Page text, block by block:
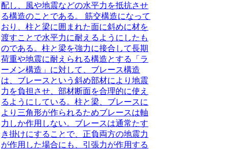
配し、風や地震などの水平力を抵抗させ
る構造のことである。
筋交構造になって
おり、柱と梁に囲まれた面に斜めに材を
渡すことで水平力に耐えるようにしたも
のである。柱と梁を強力に接合して長期
荷重や地震に耐えられる構造とする「ラ
ーメン構造」に対して、ブレース構造
は、ブレースという斜め部材により地震
力を負担させ、部材断面を合理的に使え
るようにしている。柱と梁、ブレースに
より三角形が作られるためブレースは軸
力しか作用しない。ブレースは通常たす
き掛けにすることで、正負両方の地震力
が作用した場合にも、引張力が作用する